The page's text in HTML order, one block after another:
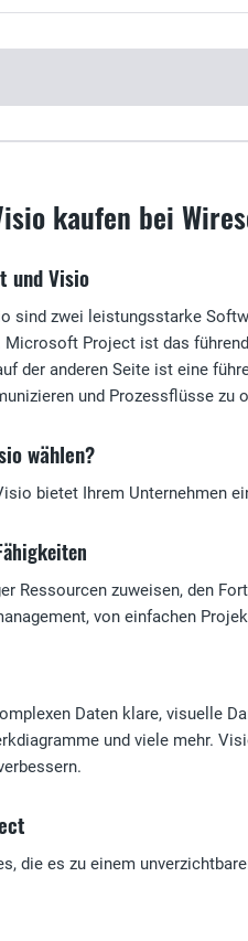
kaufen bei
und Visio
zwei leistungsstarke
Microsoft Project ist das
der anderen Seite ist eine
und Prozessflüsse zu
wählen?
bietet Ihrem Unternehmen
Ressourcen zuweisen, den
von einfachen
Daten klare, visuelle
und viele mehr.
die es zu einem